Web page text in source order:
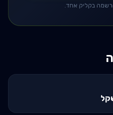
בקליק אחד.